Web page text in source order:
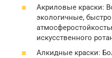
Акриловые краски:
экологичные,
искусственного
Алкидные краски: